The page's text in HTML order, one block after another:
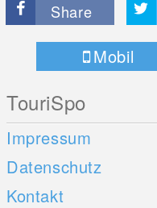
Share
Mobil
TouriSpo
Impressum
Datenschutz
Kontakt